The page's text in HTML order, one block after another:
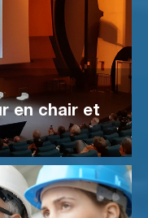
en chair et